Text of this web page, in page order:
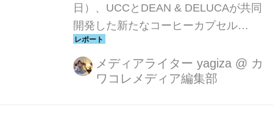
日）、UCCとDEAN & DELUCAが共同
開発した新たなコーヒーカプセル
「UCC DRIP POD『ディーン＆デルー
カブレンド』」が発売されます。これ
は、カプセル式ドリップコーヒーシス
メディアライター yagiza @ カ
ワコレメディア編集部